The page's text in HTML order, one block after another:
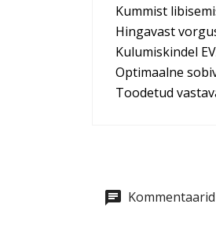
Kummist
Hingavast
Kulumiskindel
Optimaalne
Toodetud